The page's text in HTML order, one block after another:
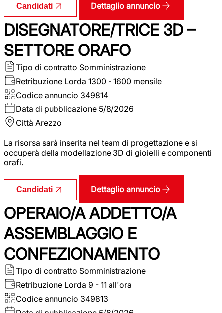
Candidati Dettaglio annuncio
DISEGNATORE/TRICE 3D –
SETTORE ORAFO
Tipo di contratto Somministrazione
Retribuzione Lorda 1300 - 1600 mensile
Codice annuncio 349814
Data di pubblicazione 5/8/2026
Città Arezzo
La risorsa sarà inserita nel team di progettazione e si
occuperà della modellazione 3D di gioielli e componenti
orafi.
Candidati Dettaglio annuncio
OPERAIO/A ADDETTO/A
ASSEMBLAGGIO E
CONFEZIONAMENTO
Tipo di contratto Somministrazione
Retribuzione Lorda 9 - 11 all'ora
Codice annuncio 349813